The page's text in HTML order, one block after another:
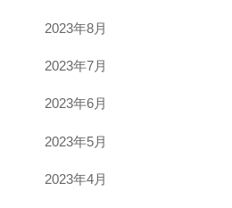
2023年8月
2023年7月
2023年6月
2023年5月
2023年4月